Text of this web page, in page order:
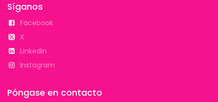
Síganos
Facebook
X
Linkedin
Instagram
Póngase en contacto